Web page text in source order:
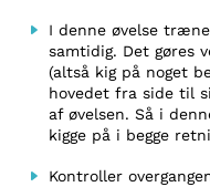
I denne øvelse
samtidig. Det gøres
(altså kig på noget
hovedet fra side til
af øvelsen. Så i
kigge på i begge
Kontroller